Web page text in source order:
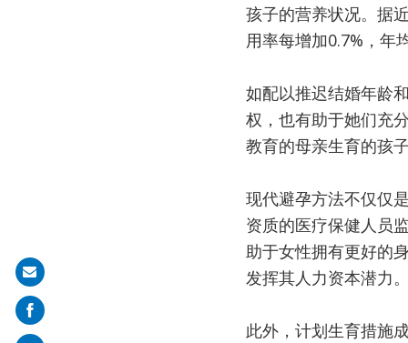
孩子的营养状况。据
用率每增加0.7%，年
如配以推迟结婚年龄
权，也有助于她们充
教育的母亲生育的孩
现代避孕方法不仅仅
资质的医疗保健人员
助于女性拥有更好的
发挥其人力资本潜力
此外，计划生育措施
Share
on
mail